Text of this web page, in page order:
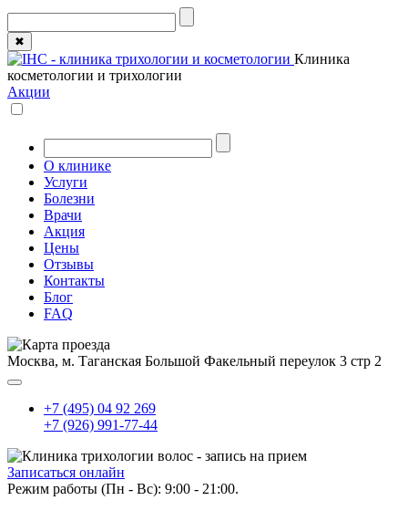
✖
Клиника
косметологии и трихологии
Акции
О клинике
Услуги
Болезни
Врачи
Акция
Цены
Отзывы
Контакты
Блог
FAQ
Москва, м. Таганская Большой Факельный переулок 3 стр 2
+7 (495) 04 92 269
+7 (926) 991-77-44
Записаться онлайн
Режим работы (Пн - Вс): 9:00 - 21:00.